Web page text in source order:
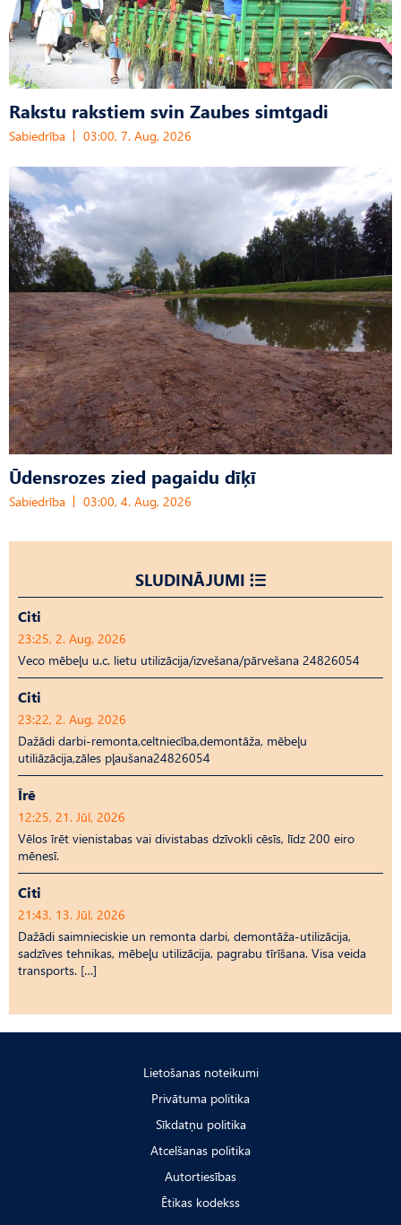
Rakstu rakstiem svin Zaubes simtgadi
Sabiedrība 03:00, 7. Aug, 2026
Ūdensrozes zied pagaidu dīķī
Sabiedrība 03:00, 4. Aug, 2026
SLUDINĀJUMI
Citi
23:25, 2. Aug, 2026
Veco mēbeļu u.c. lietu utilizācija/izvešana/pārvešana 24826054
Citi
23:22, 2. Aug, 2026
Dažādi darbi-remonta,celtniecība,demontāža, mēbeļu
utiliāzācija,zāles pļaušana24826054
Īrē
12:25, 21. Jūl, 2026
Vēlos īrēt vienistabas vai divistabas dzīvokli cēsīs, līdz 200 eiro
mēnesī.
Citi
21:43, 13. Jūl, 2026
Dažādi saimnieciskie un remonta darbi, demontāža-utilizācija,
sadzīves tehnikas, mēbeļu utilizācija, pagrabu tīrīšana. Visa veida
transports. […]
Lietošanas noteikumi
Privātuma politika
Sīkdatņu politika
Atcelšanas politika
Autortiesības
Ētikas kodekss